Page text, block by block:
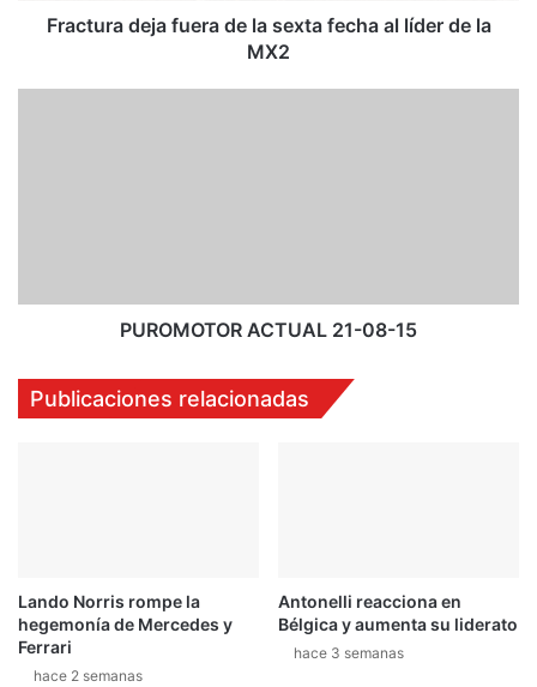
x
l
l
í
Fractura deja fuera de la sexta fecha al líder de la
MX2
R
T
-
1
5
PUROMOTOR ACTUAL 21-08-15
Publicaciones relacionadas
Lando Norris rompe la
hegemonía de Mercedes y
Ferrari
hace 2 semanas
Antonelli reacciona en
Bélgica y aumenta su liderato
hace 3 semanas